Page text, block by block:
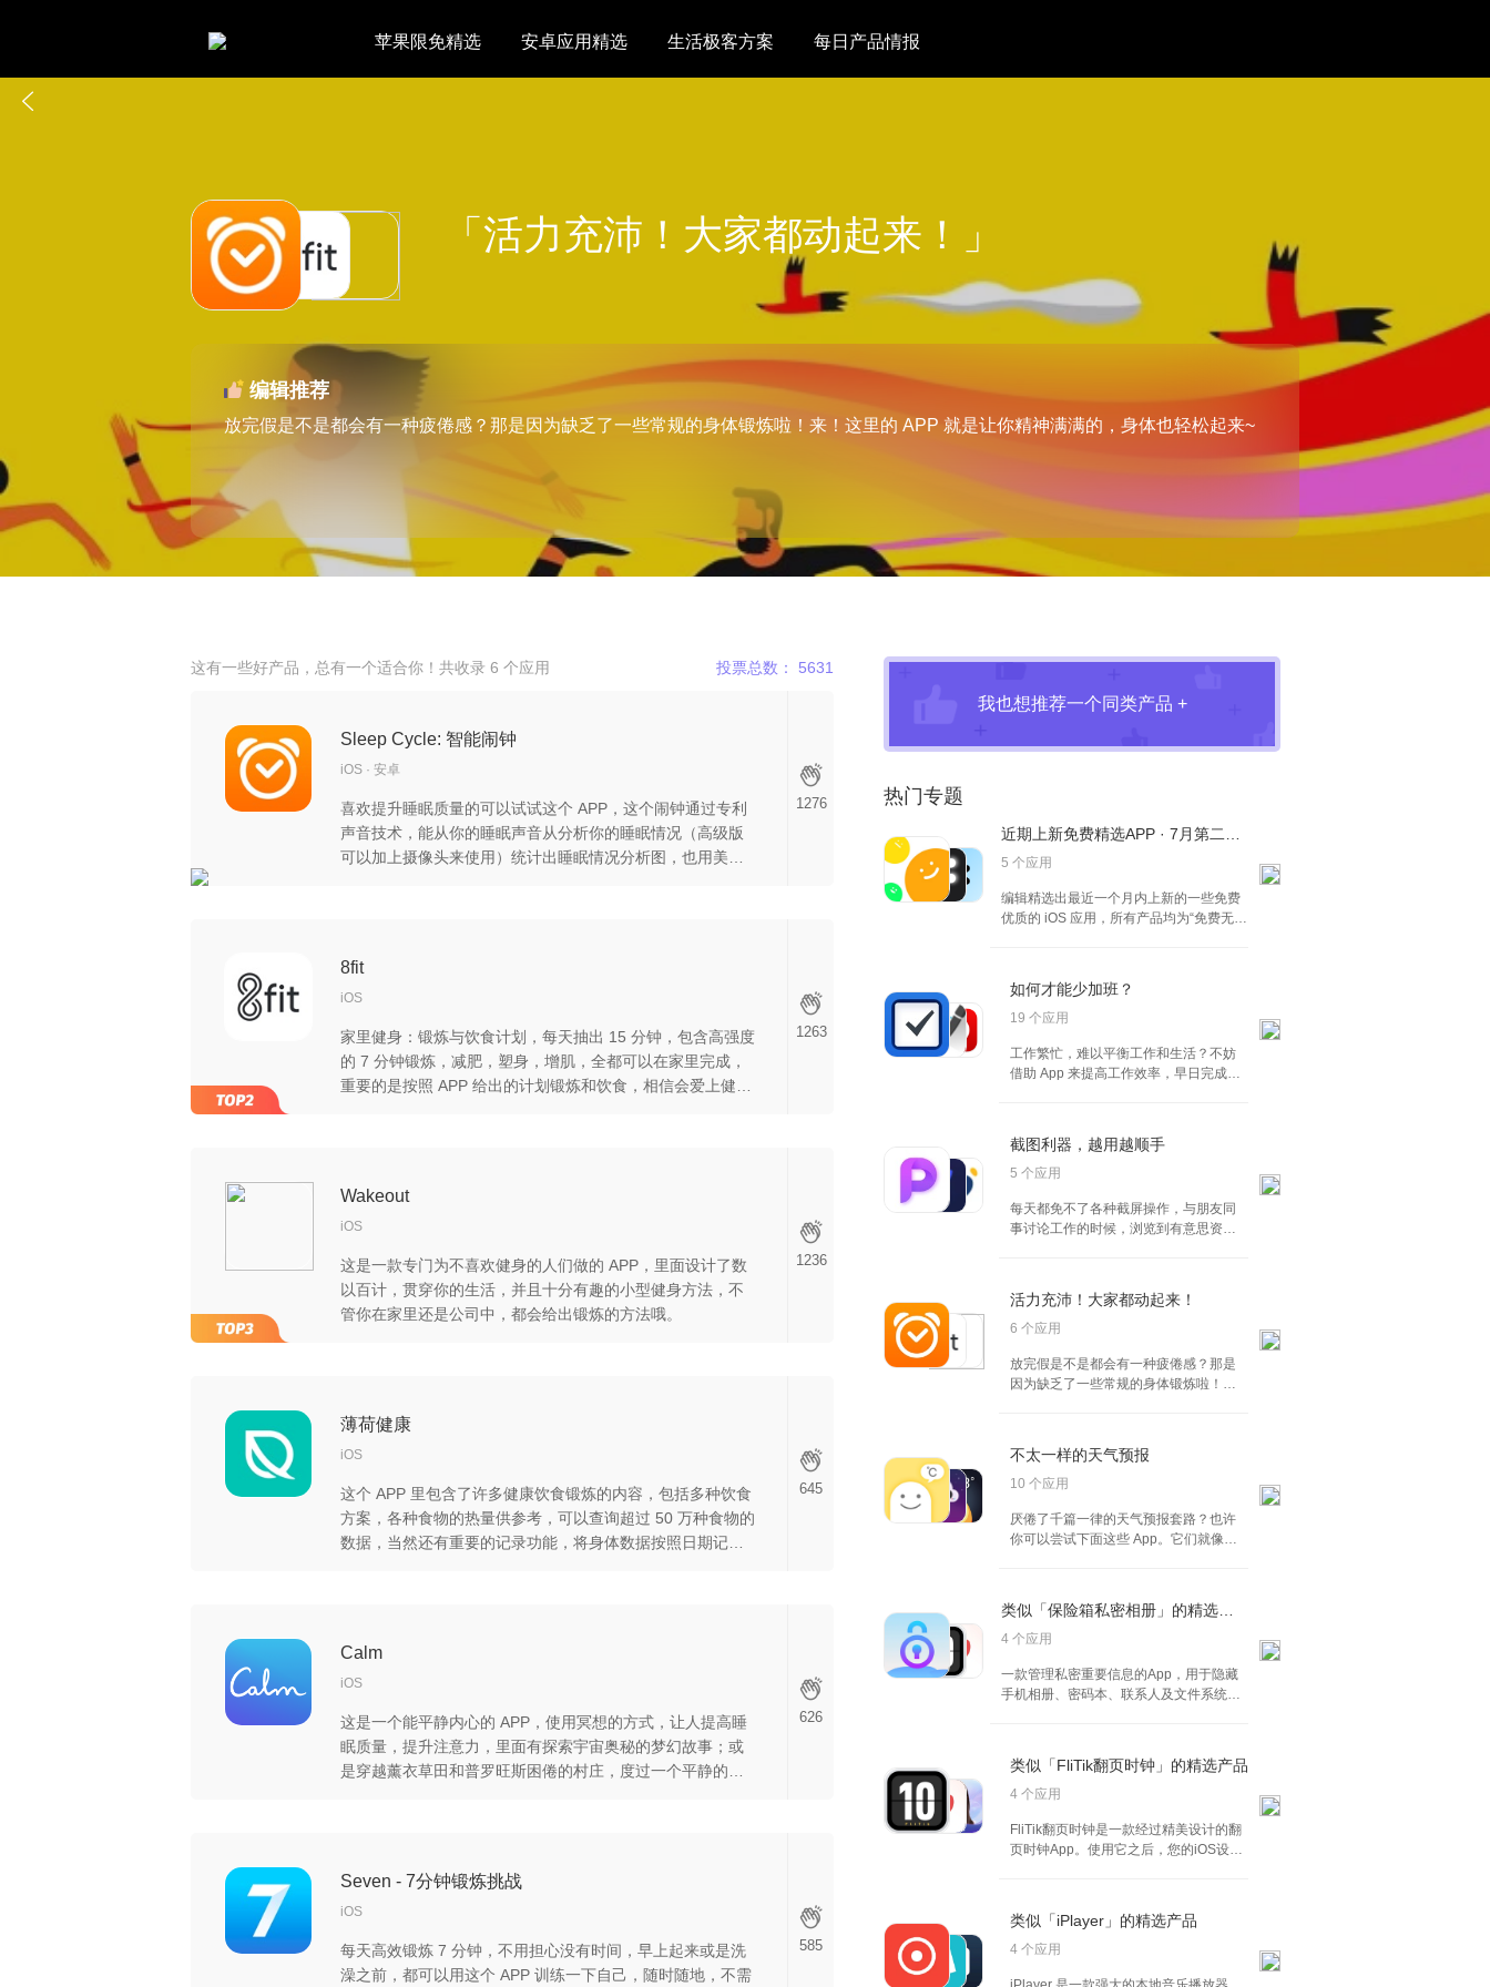
苹果限免精选 安卓应用精选 生活极客方案 每日产品情报
「活力充沛！大家都动起来！」
编辑推荐
放完假是不是都会有一种疲倦感？那是因为缺乏了一些常规的身体锻炼啦！来！这里的 APP 就是让你精神满满的，身体也轻松起来~
这有一些好产品，总有一个适合你！共收录 6 个应用 投票总数： 5631
Sleep Cycle: 智能闹钟
iOS 安卓
喜欢提升睡眠质量的可以试试这个 APP，这个闹钟通过专利
声音技术，能从你的睡眠声音从分析你的睡眠情况（高级版
可以加上摄像头来使用）统计出睡眠情况分析图，也用美妙
1276
8fit
iOS
家里健身：锻炼与饮食计划，每天抽出 15 分钟，包含高强度
的 7 分钟锻炼，减肥，塑身，增肌，全都可以在家里完成，
重要的是按照 APP 给出的计划锻炼和饮食，相信会爱上健康
1263
Wakeout
iOS
这是一款专门为不喜欢健身的人们做的 APP，里面设计了数
以百计，贯穿你的生活，并且十分有趣的小型健身方法，不
管你在家里还是公司中，都会给出锻炼的方法哦。
1236
薄荷健康
iOS
这个 APP 里包含了许多健康饮食锻炼的内容，包括多种饮食
方案，各种食物的热量供参考，可以查询超过 50 万种食物的
数据，当然还有重要的记录功能，将身体数据按照日期记录
645
Calm
iOS
这是一个能平静内心的 APP，使用冥想的方式，让人提高睡
眠质量，提升注意力，里面有探索宇宙奥秘的梦幻故事；或
是穿越薰衣草田和普罗旺斯困倦的村庄，度过一个平静的旅
626
Seven - 7分钟锻炼挑战
iOS
每天高效锻炼 7 分钟，不用担心没有时间，早上起来或是洗
澡之前，都可以用这个 APP 训练一下自己，随时随地，不需
585
我也想推荐一个同类产品 +
热门专题
5 个应用
编辑精选出最近一个月内上新的一些免费
优质的 iOS 应用，所有产品均为“免费无内
如何才能少加班？
19 个应用
工作繁忙，难以平衡工作和生活？不妨
借助 App 来提高工作效率，早日完成任
缺的工具，它们会为你的每一个工作日
提供可靠的支持。
截图利器，越用越顺手
5 个应用
每天都免不了各种截屏操作，与朋友同
事讨论工作的时候，浏览到有意思资讯
提供更强大的截屏功能，长截图，截图
管理，越用越好用呢。
活力充沛！大家都动起来！
6 个应用
放完假是不是都会有一种疲倦感？那是
因为缺乏了一些常规的身体锻炼啦！
不太一样的天气预报
10 个应用
厌倦了千篇一律的天气预报套路？也许
你可以尝试下面这些 App。它们就像是
气这件事，也可以如此多样和有趣。
4 个应用
一款管理私密重要信息的App，用于隐藏
手机相册、密码本、联系人及文件系统，
联网，确保数据安全。
类似「FliTik翻页时钟」的精选产品
4 个应用
FliTik翻页时钟是一款经过精美设计的翻
页时钟App。使用它之后，您的iOS设备
可以轻松地看见时间。 FliTik的名字来源
于Flip和Tik这两个单词的组合，代表了
翻页和时钟滴答声，很好地体现了软件
类似「iPlayer」的精选产品
4 个应用